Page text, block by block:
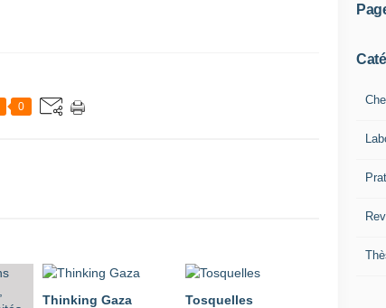
0
Thinking Gaza Tosquelles